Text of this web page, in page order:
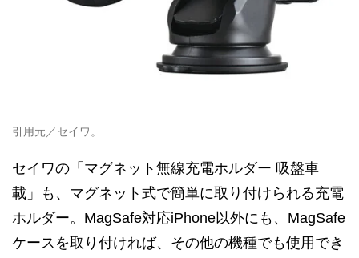
引用元／セイワ。
セイワの「マグネット無線充電ホルダー 吸盤車
載」も、マグネット式で簡単に取り付けられる充電
ホルダー。MagSafe対応iPhone以外にも、MagSafe
ケースを取り付ければ、その他の機種でも使用でき